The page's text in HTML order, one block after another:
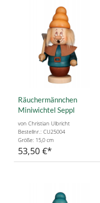
Räuchermännchen
Miniwichtel Seppl
von Christian Ulbricht
Bestellnr.: CU25004
Größe: 15,0 cm
53,50 €